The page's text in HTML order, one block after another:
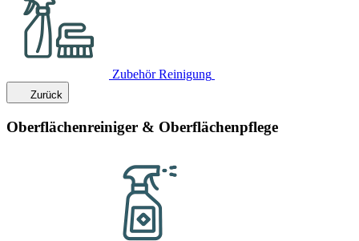
Zubehör Reinigung
Zurück
Oberflächenreiniger & Oberflächenpflege